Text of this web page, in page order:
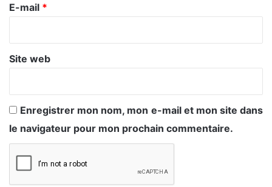
e
E-mail *
Site web
Enregistrer mon nom, mon e-mail et mon site dans
le navigateur pour mon prochain commentaire.